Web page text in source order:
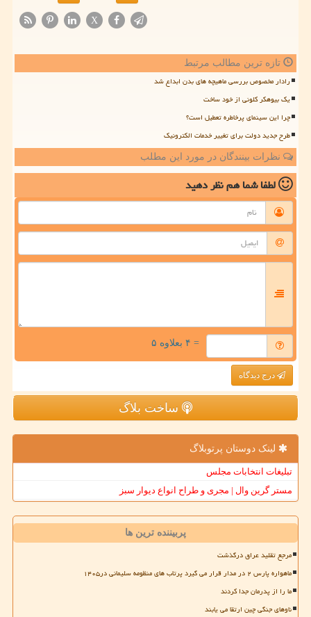
X
تازه ترین مطالب مرتبط
رادار مخصوص بررسی ماهیچه های بدن ابداع شد
یک بیوهکر کلونی از خود ساخت
چرا این سینمای پرخاطره تعطیل است؟
طرح جدید دولت برای تغییر خدمات الکترونیک
نظرات بینندگان در مورد این مطلب
لطفا شما همنظر دهید
= ۴ بعلاوه ۵
درج دیدگاه
ساخت بلاگ
لینک دوستان پرتوبلاگ
تبلیغات انتخابات مجلس
مستر گرین وال | مجری و طراح انواع دیوار سبز
پربیننده ترین ها
مرجع تقلید عراق درگذشت
ماهواره پارس ۲ در مدار قرار می گیرد پرتاب های منظومه سلیمانی در۱۴۰۵
ما را از پدرمان جدا کردند
ناوهای جنگی چین ارتقا می یابند